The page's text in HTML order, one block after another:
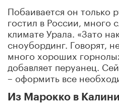
Побаивается он только
гостил в России, много
климате Урала. «Зато
сноубординг. Говорят,
много хороших
добавляет перуанец.
– оформить все
Из Марокко в